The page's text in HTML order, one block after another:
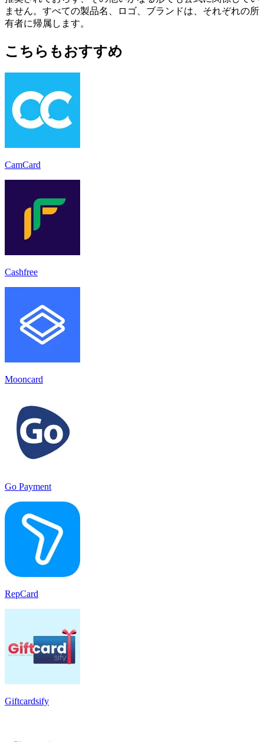
ません。すべての製品名、ロゴ、ブランドは、それぞれの所
有者に帰属します。
こちらもおすすめ
CamCard
Cashfree
Mooncard
Go Payment
RepCard
Giftcardsify